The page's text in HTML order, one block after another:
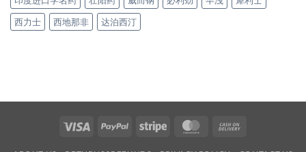
西力士
西地那非 达泊西汀
Visa PayPal Stripe MasterCard